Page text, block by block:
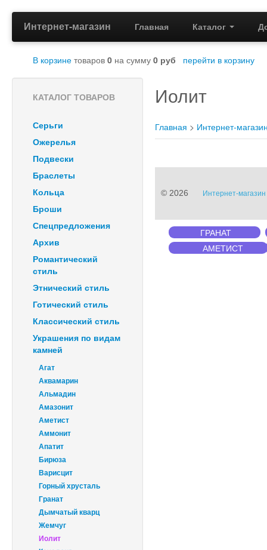
Интернет-магазин Главная Каталог
В корзине товаров 0 на сумму 0 руб перейти в корзину
КАТАЛОГ ТОВАРОВ
Серьги
Ожерелья
Подвески
Браслеты
Кольца
Броши
Спецпредложения
Архив
Романтический
стиль
Этнический стиль
Готический стиль
Классический стиль
Украшения по видам
камней
Агат
Аквамарин
Альмадин
Амазонит
Аметист
Аммонит
Апатит
Бирюза
Варисцит
Горный хрусталь
Гранат
Дымчатый кварц
Жемчуг
Иолит
Иолит
Главная > Интернет-
© 2026 Интернет-
ГРАНАТ
АМЕТИСТ